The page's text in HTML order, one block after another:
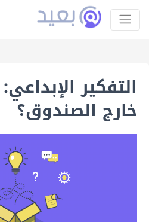
التفكير
خارج الصندوق؟